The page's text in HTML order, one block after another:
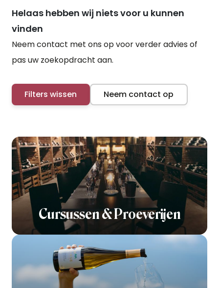
Helaas hebben wij niets voor u kunnen
vinden
Neem contact met ons op voor verder advies of
pas uw zoekopdracht aan.
Filters wissen Neem contact op
Cursussen & Proeverijen